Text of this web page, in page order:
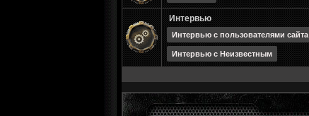
Интервью
Интервью с пользователями сайта
Интервью с Неизвестным